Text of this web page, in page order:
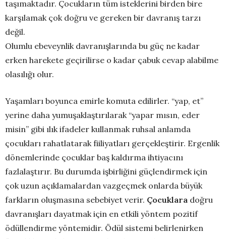
taşımaktadır. Çocukların tüm isteklerini birden bire
karşılamak çok doğru ve gereken bir davranış tarzı
değil.
Olumlu ebeveynlik davranışlarında bu güç ne kadar
erken harekete geçirilirse o kadar çabuk cevap alabilme
olasılığı olur.
Yaşamları boyunca emirle komuta edilirler. “yap, et”
yerine daha yumuşaklaştırılarak “yapar mısın, eder
misin” gibi ılık ifadeler kullanmak ruhsal anlamda
çocukları rahatlatarak fiiliyatları gerçekleştirir. Ergenlik
dönemlerinde çocuklar baş kaldırma ihtiyacını
fazlalaştırır. Bu durumda işbirliğini güçlendirmek için
çok uzun açıklamalardan vazgeçmek onlarda büyük
farkların oluşmasına sebebiyet verir. Çocuklara doğru
davranışları dayatmak için en etkili yöntem pozitif
ödüllendirme yöntemidir. Ödül sistemi belirlenirken